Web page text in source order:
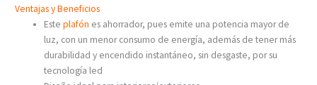
Ventajas y Beneficios
Esteplafón es ahorrador, pues emite una potencia mayor de
luz, con un menor consumo de energía, además de tener más
durabilidad y encendido instantáneo, sin desgaste, por su
tecnología led